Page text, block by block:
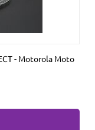
- Motorola Moto